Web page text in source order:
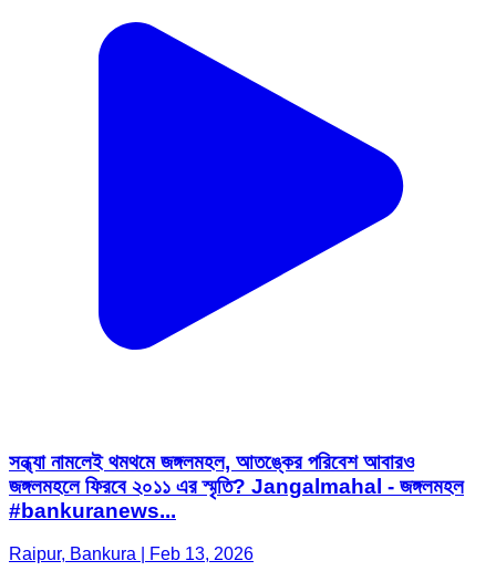
সন্ধ্যা নামলেই থমথমে জঙ্গলমহল, আতঙ্কের পরিবেশ আবারও
জঙ্গলমহলে ফিরবে ২০১১ এর স্মৃতি? Jangalmahal - জঙ্গলমহল
#bankuranews...
Raipur, Bankura | Feb 13, 2026